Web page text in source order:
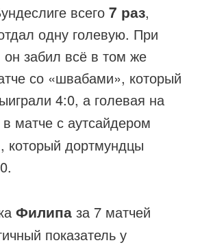
всего 7 раз,
одну голевую. При
он забил всё в том же
со «швабами», который
4:0, а голевая на
матче с аутсайдером
, который дортмундцы
Филипа за 7 матчей
показатель у